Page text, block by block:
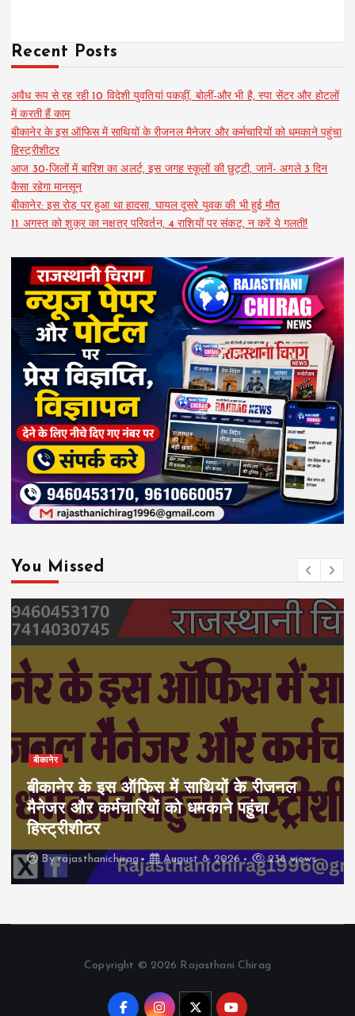
Recent Posts
अवैध रूप से रह रही 10 विदेशी युवतियां पकड़ीं, बोलीं-और भी है, स्पा सेंटर और होटलों
में करती हैं काम
बीकानेर के इस ऑफिस में साथियों के रीजनल मैनेजर और कर्मचारियों को धमकाने पहुंचा
हिस्ट्रीशीटर
आज 30-जिलों में बारिश का अलर्ट, इस जगह स्कूलों की छुट्टी, जानें- अगले 3 दिन
कैसा रहेगा मानसून
बीकानेर: इस रोड़ पर हुआ था हादसा, घायल दूसरे युवक की भी हुई मौत
11 अगस्त को शुक्र का नक्षत्र परिवर्तन, 4 राशियों पर संकट, न करें ये गलती!
You Missed
बीकानेर
बीकानेर के इस ऑफिस में साथियों के रीजनल
मैनेजर और कर्मचारियों को धमकाने पहुंचा
हिस्ट्रीशीटर
Byrajasthanichirag August 8, 2026 238 views
Copyright © 2026 Rajasthani Chirag